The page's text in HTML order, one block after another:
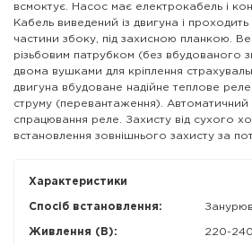
всмоктує. Насос має електрокабель і
Кабель виведений із двигуна і
частини збоку, під захисною планкою.
різьбовим патрубком (без вбудованого
двома вушками для кріплення
двигуна вбудоване надійне теплове
струму (перевантаження). Автоматичний
спрацювання реле. Захисту від сухого
встановлення зовнішнього захисту за
Характеристики
Спосіб встановлення:
Живлення (В): 220-240